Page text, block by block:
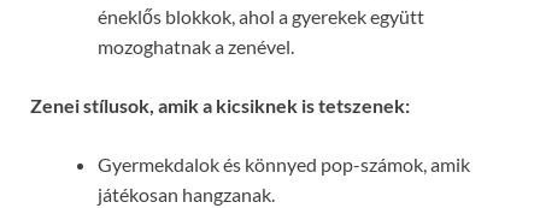
éneklős blokkok, ahol a gyerekek együtt
mozoghatnak a zenével.
Zenei stílusok, amik a kicsiknek is tetszenek:
Gyermekdalok és könnyed pop-számok, amik
játékosan hangzanak.